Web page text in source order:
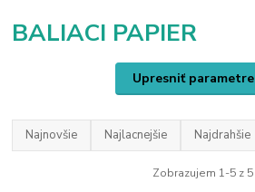
BALIACI PAPIER
Upresniť parametre
Najnovšie Najlacnejšie Najdrahšie
Zobrazujem 1-5 z 5